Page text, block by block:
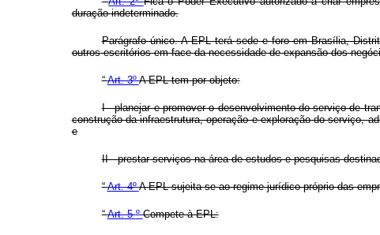
duração indeterminado.
Parágrafo único. A EPL terá sede e foro em Brasília,
outros escritórios em face da necessidade de expansão dos
“Art. 3ºA EPL tem por objeto:
I - planejar e promover o desenvolvimento do serviço de
construção da infraestrutura, operação e exploração do serviço,
e
II - prestar serviços na área de estudos e pesquisas
“Art. 4ºA EPL sujeita-se ao regime jurídico próprio das
“Art. 5ºCompete à EPL: